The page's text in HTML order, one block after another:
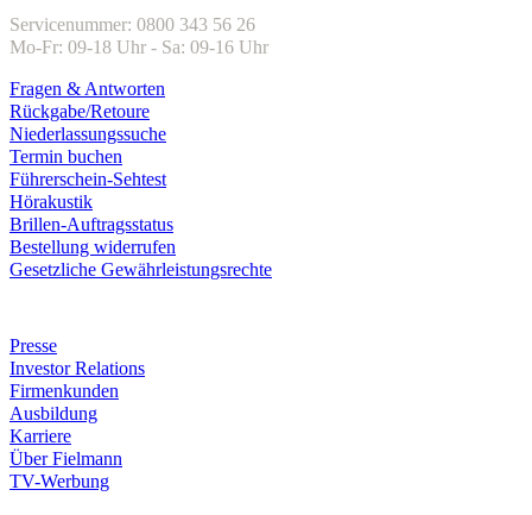
Servicenummer: 0800 343 56 26
Mo-Fr: 09-18 Uhr - Sa: 09-16 Uhr
Fragen & Antworten
Rückgabe/Retoure
Niederlassungssuche
Termin buchen
Führerschein-Sehtest
Hörakustik
Brillen-Auftragsstatus
Bestellung widerrufen
Gesetzliche Gewährleistungsrechte
Presse
Investor Relations
Firmenkunden
Ausbildung
Karriere
Über Fielmann
TV-Werbung